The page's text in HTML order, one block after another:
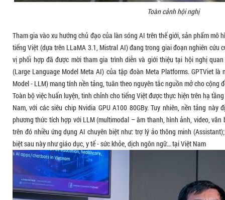
Toàn cảnh hội nghị
Tham gia vào xu hướng chủ đạo của làn sóng AI trên thế giới, sản phẩm mô
tiếng Việt (dựa trên LLaMA 3.1, Mistral AI) đang trong giai đoạn nghiên cứu
vị phối hợp đã được mời tham gia trình diễn và giới thiệu tại hội nghị
(Large Language Model Meta AI) của tập đoàn Meta Platforms. GPTViet
Model - LLM) mang tính nền tảng, tuân theo nguyên tắc nguồn mở cho cộng
Toàn bộ việc huấn luyện, tinh chỉnh cho tiếng Việt được thực hiện trên hạ
Nam, với các siêu chip Nvidia GPU A100 80GBy. Tuy nhiên, nền tảng
phương thức tích hợp với LLM (multimodal – âm thanh, hình ảnh, video, văn
trên đó nhiều ứng dụng AI chuyên biệt như: trợ lý ảo thông minh
biệt sau này như giáo dục, y tế - sức khỏe, dịch ngôn ngữ… tại Việt Nam